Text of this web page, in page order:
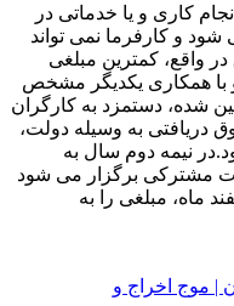
کاری و یا خدماتی در
و کارفرما نمی تواند
واقع، کمترین مبلغی
با همکاری یکدیگر مشخص
شده، دستمزد به کارگران
دریافتی به وسیله دولت،
نیمه دوم سال به
مشترکی برگزار می شود
ماه، مبلغی را به